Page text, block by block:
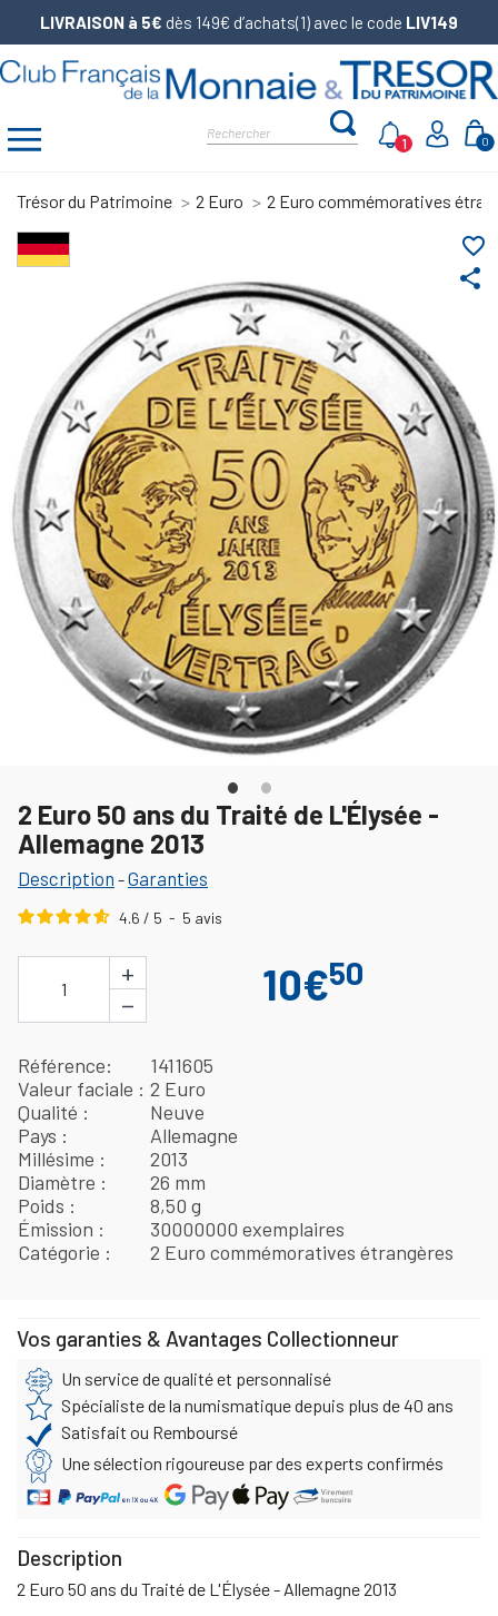
LIVRAISON à 5€ dès 149€ d’achats(1) avec le code LIV149
0
1
Trésor du Patrimoine 2 Euro 2 Euro commémoratives
share
favorite_border
2 Euro 50 ans du Traité de L'Élysée -
Allemagne 2013
Description -Garanties
4.6 / 5 - 5 avis
1
+
−
10€50
Référence
1411605
Valeur faciale
2 Euro
Qualité
Neuve
Pays
Allemagne
Millésime
2013
Diamètre
26 mm
Poids
8,50 g
Émission
30000000 exemplaires
Catégorie
2 Euro commémoratives étrangères
Vos garanties & Avantages Collectionneur
Un service de qualité et personnalisé
Spécialiste de la numismatique depuis plus de 40 ans
Satisfait ou Remboursé
Une sélection rigoureuse par des experts confirmés
Description
2 Euro 50 ans du Traité de L'Élysée - Allemagne 2013